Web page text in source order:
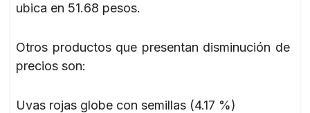
ubica en 51.68 pesos.
Otros productos que presentan disminución de
precios son:
Uvas rojas globe con semillas (4.17 %)